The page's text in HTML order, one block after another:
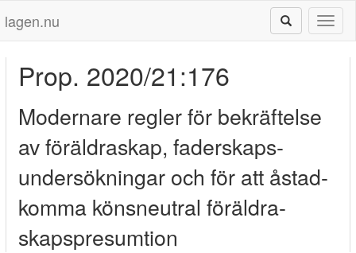
lagen.nu
Prop. 2020/21:176
Modernare regler för bekräf­telse
av föräldra­skap, fader­skaps­
under­sökningar och för att åstad­
komma köns­neutral föräldra­
skaps­presumtion